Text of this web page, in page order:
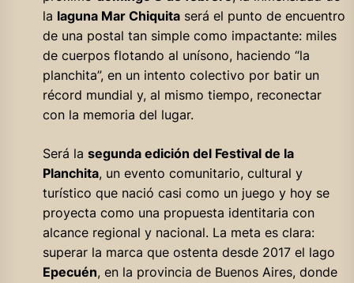
la laguna Mar Chiquitaserá el punto de encuentro
de una postal tan simple como impactante: miles
de cuerpos flotando al unísono, haciendo “la
planchita”, en un intento colectivo por batir un
récord mundial y, al mismo tiempo, reconectar
con la memoria del lugar.
Será la segunda edición del Festival de la
Planchita, un evento comunitario, cultural y
turístico que nació casi como un juego y hoy se
proyecta como una propuesta identitaria con
alcance regional y nacional. La meta es clara:
superar la marca que ostenta desde 2017 el lago
Epecuén, en la provincia de Buenos Aires, donde